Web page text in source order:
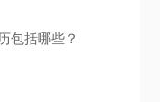
括哪些？